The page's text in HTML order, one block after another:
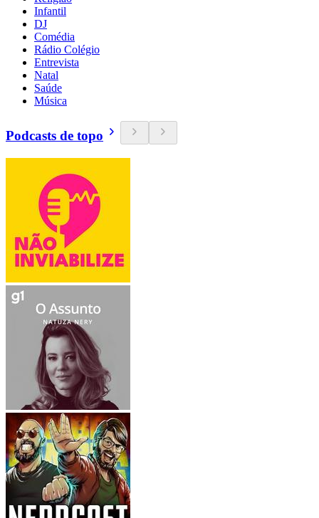
Infantil
DJ
Comédia
Rádio Colégio
Entrevista
Natal
Saúde
Música
Podcasts de topo